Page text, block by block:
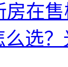
房在
选